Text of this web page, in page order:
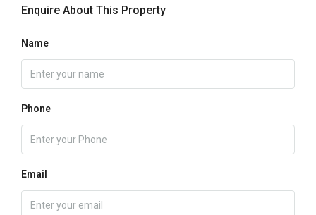
Enquire About This Property
Name
Phone
Email